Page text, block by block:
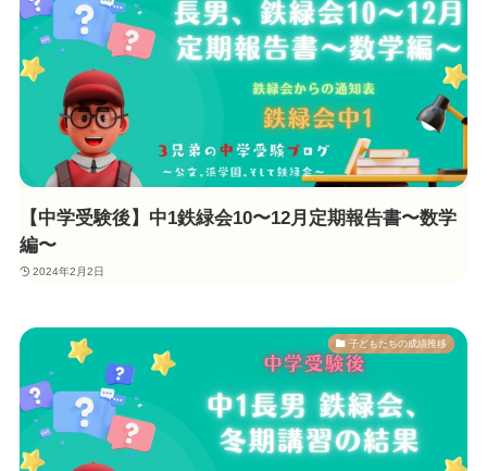
【中学受験後】中1鉄緑会10〜12月定期報告書〜数学
編〜
2024年2月2日
子どもたちの成績推移